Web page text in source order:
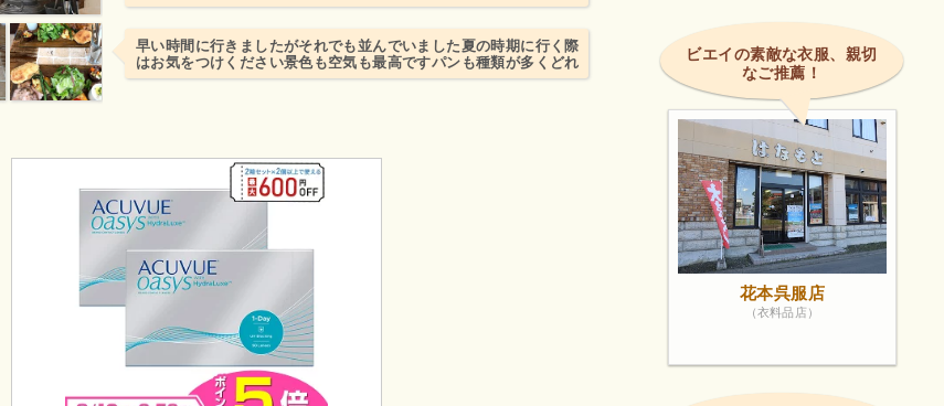
え抜群です。
早い時間に行きましたがそれでも並んでいました夏の時期に行く際
はお気をつけください景色も空気も最高ですパンも種類が多くどれ
もとても美味しそうで...
ビエイの素敵な衣服、親切
なご推薦！
花本呉服店
（衣料品店）